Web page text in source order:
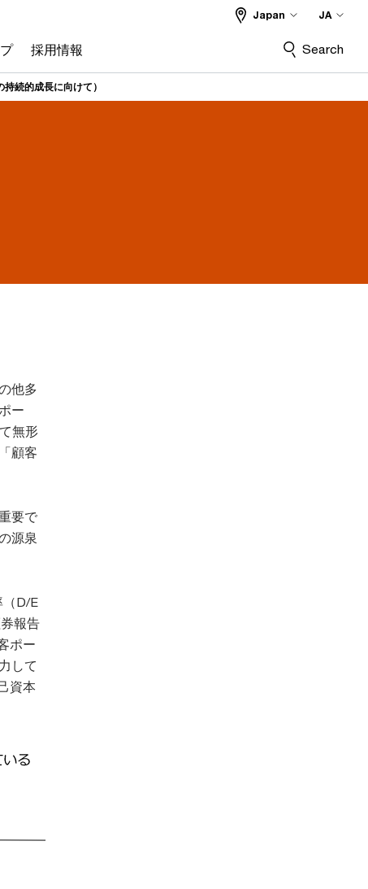
採用情報
Japan JA
Search
続的成長に向けて）
他多
ー
無形
顧客
要で
源泉
（D/E
報告
ポー
して
資本